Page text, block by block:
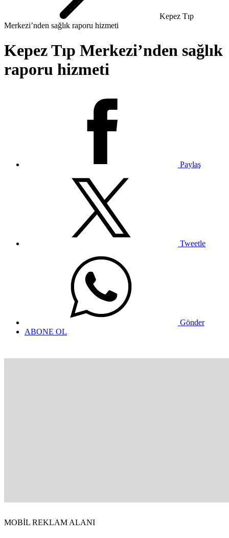
Kepez Tıp
Merkezi’nden sağlık raporu hizmeti
Kepez Tıp Merkezi’nden sağlık
raporu hizmeti
Paylaş
Tweetle
Gönder
ABONE OL
MOBİL REKLAM ALANI